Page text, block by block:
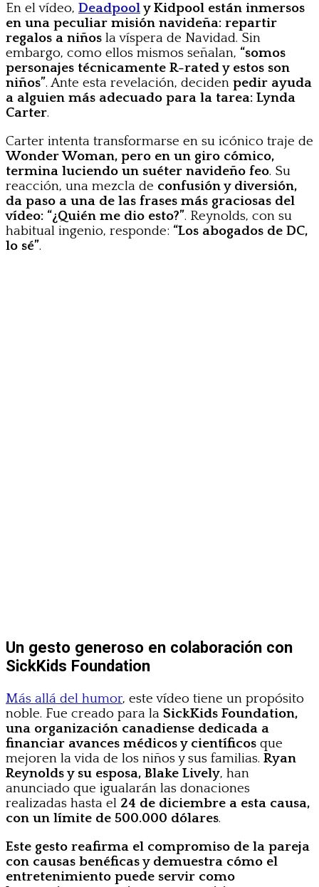
En el vídeo, Deadpooly Kidpool están inmersos
en una peculiar misión navideña: repartir
regalos a niños la víspera de Navidad. Sin
embargo, como ellos mismos señalan, “somos
personajes técnicamente R-rated y estos son
niños”. Ante esta revelación, deciden pedir ayuda
a alguien más adecuado para la tarea: Lynda
Carter.
Carter intenta transformarse en su icónico traje de
Wonder Woman, pero en un giro cómico,
termina luciendo un suéter navideño feo. Su
reacción, una mezcla de confusión y diversión,
da paso a una de las frases más graciosas del
vídeo: “¿Quién me dio esto?”. Reynolds, con su
habitual ingenio, responde: “Los abogados de DC,
lo sé”.
Un gesto generoso en colaboración con
SickKids Foundation
Más allá del humor, este vídeo tiene un propósito
noble. Fue creado para la SickKids Foundation,
una organización canadiense dedicada a
financiar avances médicos y científicos que
mejoren la vida de los niños y sus familias. Ryan
Reynolds y su esposa, Blake Lively, han
anunciado que igualarán las donaciones
realizadas hasta el 24 de diciembre a esta causa,
con un límite de 500.000 dólares.
Este gesto reafirma el compromiso de la pareja
con causas benéficas y demuestra cómo el
entretenimiento puede servir como